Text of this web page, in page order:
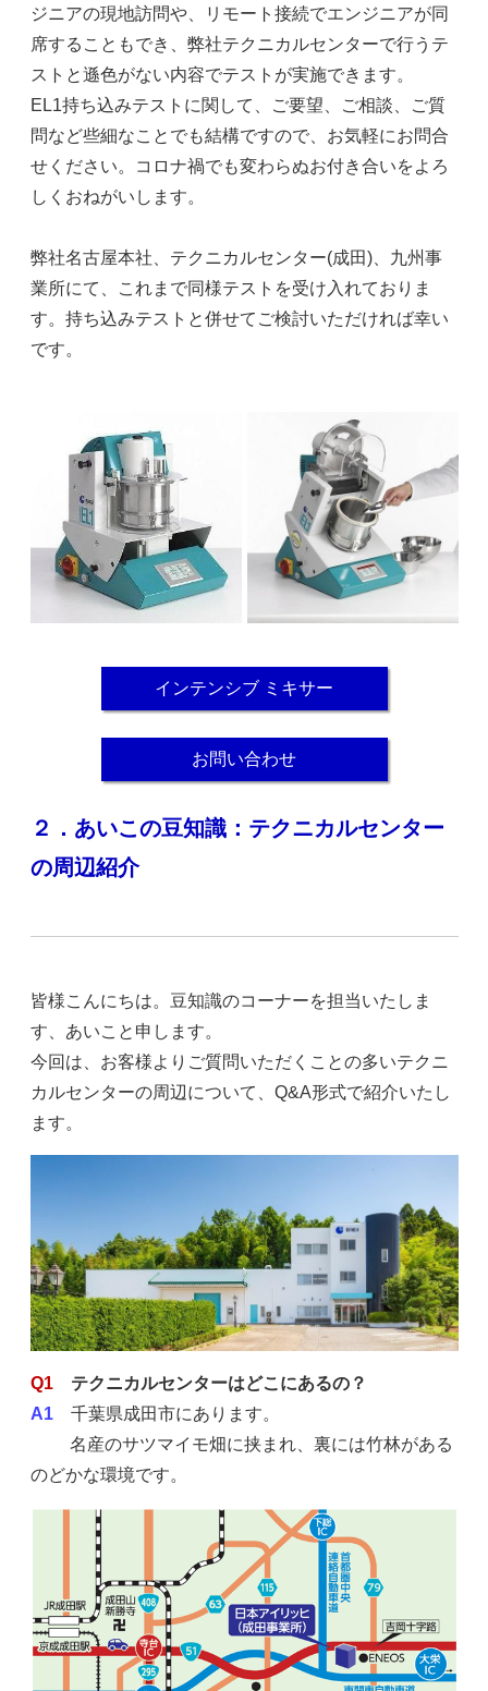
ジニアの現地訪問や、リモート接続でエンジニアが同
席することもでき、弊社テクニカルセンターで行うテ
ストと遜色がない内容でテストが実施できます。
EL1持ち込みテストに関して、ご要望、ご相談、ご質
問など些細なことでも結構ですので、お気軽にお問合
せください。コロナ禍でも変わらぬお付き合いをよろ
しくおねがいします。
弊社名古屋本社、テクニカルセンター(成田)、九州事
業所にて、これまで同様テストを受け入れておりま
す。持ち込みテストと併せてご検討いただければ幸い
です。
インテンシブ ミキサー
お問い合わせ
２．あいこの豆知識：テクニカルセンター
の周辺紹介
皆様こんにちは。豆知識のコーナーを担当いたしま
す、あいこと申します。
今回は、お客様よりご質問いただくことの多いテクニ
カルセンターの周辺について、Q&A形式で紹介いたし
ます。
Q1 テクニカルセンターはどこにあるの？
A1
千葉県成田市にあります。
名産のサツマイモ畑に挟まれ、裏には竹林がある
のどかな環境です。